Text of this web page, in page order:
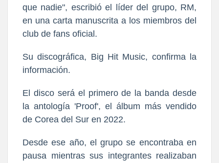
que nadie", escribió el líder del grupo, RM,
en una carta manuscrita a los miembros del
club de fans oficial.
Su discográfica, Big Hit Music, confirma la
información.
El disco será el primero de la banda desde
la antología 'Proof', el álbum más vendido
de Corea del Sur en 2022.
Desde ese año, el grupo se encontraba en
pausa mientras sus integrantes realizaban